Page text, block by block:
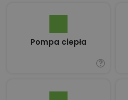
Pompa ciepła